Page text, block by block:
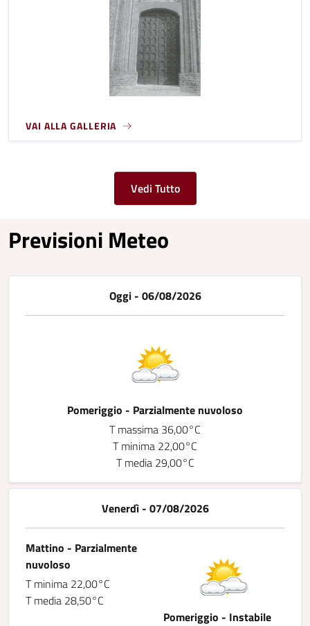
VAI ALLA GALLERIA
Vedi Tutto
Previsioni Meteo
Oggi - 06/08/2026
Pomeriggio - Parzialmente nuvoloso
T massima 36,00°C
T minima 22,00°C
T media 29,00°C
Venerdì - 07/08/2026
Mattino - Parzialmente
nuvoloso
T minima 22,00°C
T media 28,50°C
Pomeriggio - Instabile